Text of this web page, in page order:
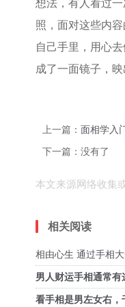
想法，有人看过
照，面对这些内
自己手里，用心
成了一面镜子，
上一篇： 面相学入
下一篇：没有了
本文来源网络收集
相关阅读
相由心生 通过手相
男人财运手相通常有
看手相是男左女右